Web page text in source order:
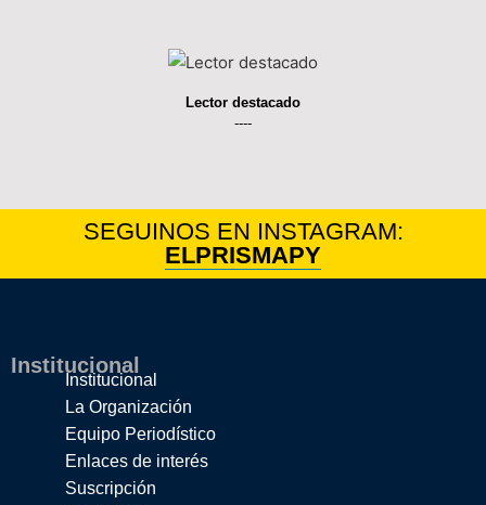
Lector destacado
----
SEGUINOS EN INSTAGRAM:
ELPRISMAPY
Institucional
Institucional
La Organización
Equipo Periodístico
Enlaces de interés
Suscripción